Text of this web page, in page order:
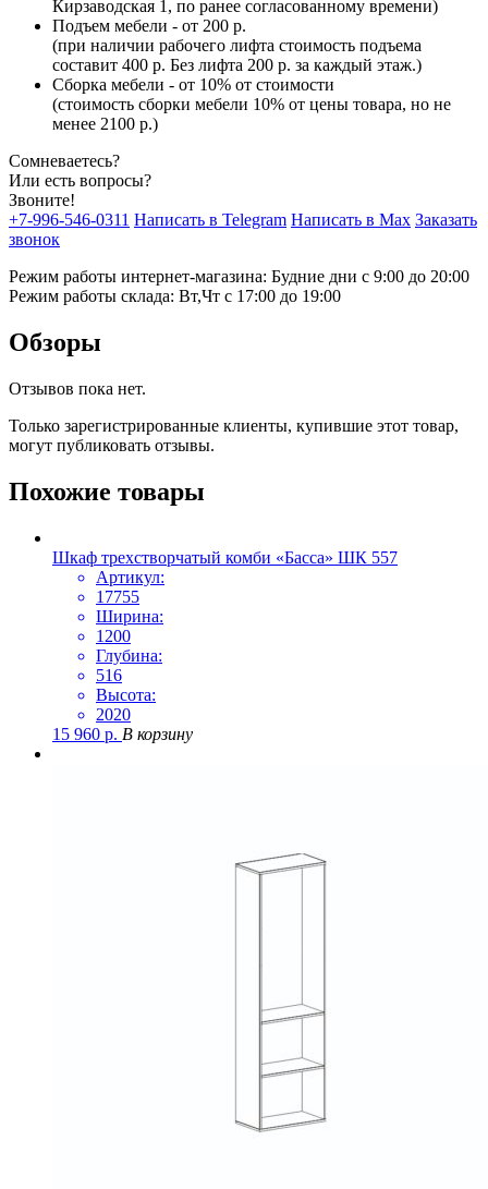
Кирзаводская 1, по ранее согласованному времени)
Подъем мебели - от 200 р.
(при наличии рабочего лифта стоимость подъема
составит 400 р. Без лифта 200 р. за каждый этаж.)
Сборка мебели - от 10% от стоимости
(стоимость сборки мебели 10% от цены товара, но не
менее 2100 р.)
Сомневаетесь?
Или есть вопросы?
Звоните!
+7-996-546-0311 Написать в Telegram Написать в Max Заказать
звонок
Режим работы интернет-магазина: Будние дни с 9:00 до 20:00
Режим работы склада: Вт,Чт с 17:00 до 19:00
Обзоры
Отзывов пока нет.
Только зарегистрированные клиенты, купившие этот товар,
могут публиковать отзывы.
Похожие товары
Шкаф трехстворчатый комби «Басса» ШК 557
Артикул:
17755
Ширина:
1200
Глубина:
516
Высота:
2020
15 960 р. В корзину